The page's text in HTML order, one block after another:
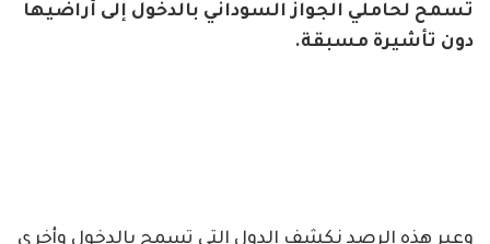
تسمح لحاملي الجواز السوداني بالدخول إلى أراضيها
دون تأشيرة مسبقة.
وعبر هذه الرصد نكشف الدول التي تسمح بالدخول وأخرى